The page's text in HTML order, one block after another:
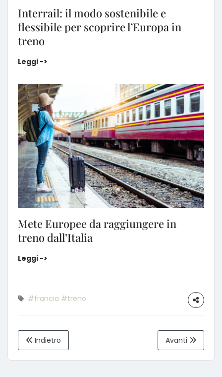
Interrail: il modo sostenibile e
flessibile per scoprire l’Europa in
treno
Leggi ->
Mete Europee da raggiungere in
treno dall’Italia
Leggi ->
#francia #treno
Indietro Avanti